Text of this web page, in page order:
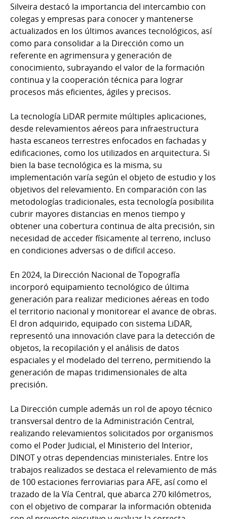
Silveira destacó la importancia del intercambio con
colegas y empresas para conocer y mantenerse
actualizados en los últimos avances tecnológicos, así
como para consolidar a la Dirección como un
referente en agrimensura y generación de
conocimiento, subrayando el valor de la formación
continua y la cooperación técnica para lograr
procesos más eficientes, ágiles y precisos.
La tecnología LiDAR permite múltiples aplicaciones,
desde relevamientos aéreos para infraestructura
hasta escaneos terrestres enfocados en fachadas y
edificaciones, como los utilizados en arquitectura. Si
bien la base tecnológica es la misma, su
implementación varía según el objeto de estudio y los
objetivos del relevamiento. En comparación con las
metodologías tradicionales, esta tecnología posibilita
cubrir mayores distancias en menos tiempo y
obtener una cobertura continua de alta precisión, sin
necesidad de acceder físicamente al terreno, incluso
en condiciones adversas o de difícil acceso.
En 2024, la Dirección Nacional de Topografía
incorporó equipamiento tecnológico de última
generación para realizar mediciones aéreas en todo
el territorio nacional y monitorear el avance de obras.
El dron adquirido, equipado con sistema LiDAR,
representó una innovación clave para la detección de
objetos, la recopilación y el análisis de datos
espaciales y el modelado del terreno, permitiendo la
generación de mapas tridimensionales de alta
precisión.
La Dirección cumple además un rol de apoyo técnico
transversal dentro de la Administración Central,
realizando relevamientos solicitados por organismos
como el Poder Judicial, el Ministerio del Interior,
DINOT y otras dependencias ministeriales. Entre los
trabajos realizados se destaca el relevamiento de más
de 100 estaciones ferroviarias para AFE, así como el
trazado de la Vía Central, que abarca 270 kilómetros,
con el objetivo de comparar la información obtenida